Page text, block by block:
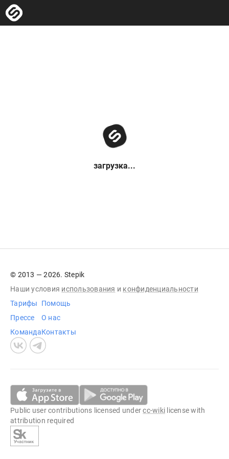
загрузка...
© 2013 — 2026. Stepik
Наши условия использования и конфиденциальности
Тарифы
Прессе
Команда
Помощь
О нас
Контакты
Public user contributions licensed undercc-wiki license with
attribution required